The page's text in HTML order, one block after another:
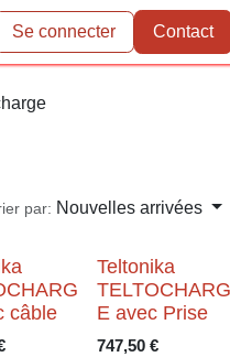
Se connecter Contact
par: Nouvelles arrivées
câble
Teltonika
TELTOCHARG
E avec Prise
747,50€